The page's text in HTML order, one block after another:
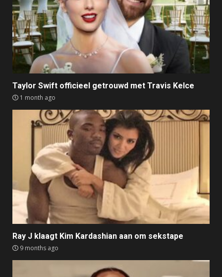
Taylor Swift officieel getrouwd met Travis Kelce
1 month ago
Ray J klaagt Kim Kardashian aan om sekstape
9 months ago